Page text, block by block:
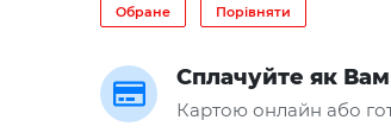
Обране Порівняти
Сплачуйте як
Картою онлайн або